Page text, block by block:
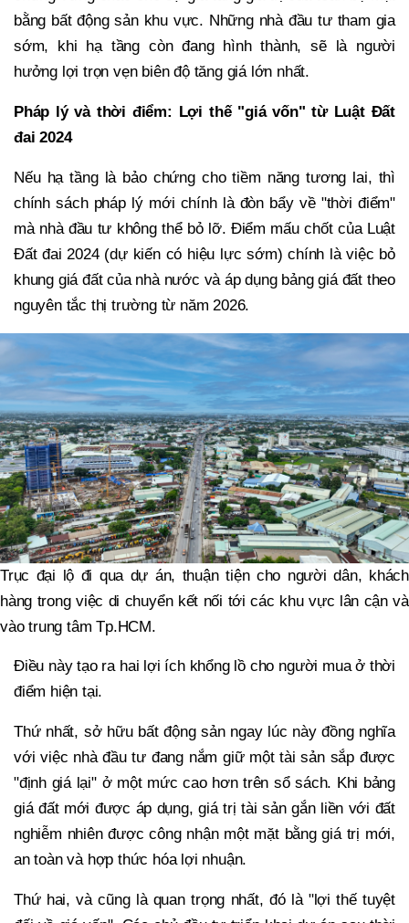
bằng bất động sản khu vực. Những nhà đầu tư tham gia
sớm, khi hạ tầng còn đang hình thành, sẽ là người
hưởng lợi trọn vẹn biên độ tăng giá lớn nhất.
Pháp lý và thời điểm: Lợi thế "giá vốn" từ Luật Đất
đai 2024
Nếu hạ tầng là bảo chứng cho tiềm năng tương lai, thì
chính sách pháp lý mới chính là đòn bẩy về "thời điểm"
mà nhà đầu tư không thể bỏ lỡ. Điểm mấu chốt của Luật
Đất đai 2024 (dự kiến có hiệu lực sớm) chính là việc bỏ
khung giá đất của nhà nước và áp dụng bảng giá đất theo
nguyên tắc thị trường từ năm 2026.
Trục đại lộ đi qua dự án, thuận tiện cho người dân, khách
hàng trong việc di chuyển kết nối tới các khu vực lân cận và
vào trung tâm Tp.HCM.
Điều này tạo ra hai lợi ích khổng lồ cho người mua ở thời
điểm hiện tại.
Thứ nhất, sở hữu bất động sản ngay lúc này đồng nghĩa
với việc nhà đầu tư đang nắm giữ một tài sản sắp được
"định giá lại" ở một mức cao hơn trên sổ sách. Khi bảng
giá đất mới được áp dụng, giá trị tài sản gắn liền với đất
nghiễm nhiên được công nhận một mặt bằng giá trị mới,
an toàn và hợp thức hóa lợi nhuận.
Thứ hai, và cũng là quan trọng nhất, đó là "lợi thế tuyệt